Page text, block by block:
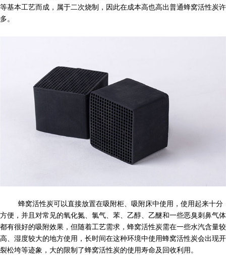
等基本工艺而成，属于二次烧制，因此在成本高也高出普通蜂窝活性炭许
多。
蜂窝活性炭可以直接放置在吸附柜、吸附床中使用，使用起来十分
方便，并且对常见的氧化氮、氯气、苯、乙醇、乙醚和一些恶臭刺鼻气体
都有很好的吸附效果，但随着工艺需求，蜂窝活性炭需在一些水汽含量较
高、湿度较大的地方使用，长时间在这种环境中使用蜂窝活性炭会出现开
裂松垮等迹象，大的限制了蜂窝活性炭的使用寿命及回收利用。